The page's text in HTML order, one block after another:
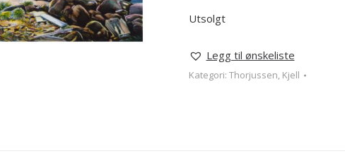
Utsolgt
Legg til ønskeliste
Kategori: Thorjussen, Kjell